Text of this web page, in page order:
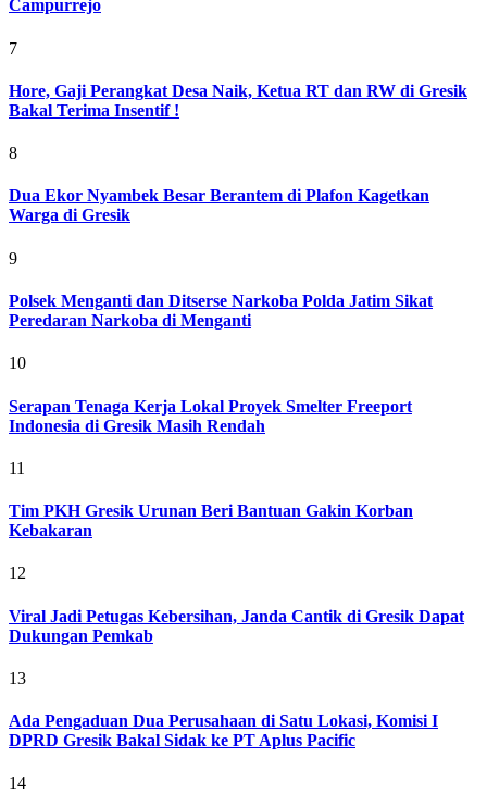
Campurrejo
7
Hore, Gaji Perangkat Desa Naik, Ketua RT dan RW di Gresik
Bakal Terima Insentif !
8
Dua Ekor Nyambek Besar Berantem di Plafon Kagetkan
Warga di Gresik
9
Polsek Menganti dan Ditserse Narkoba Polda Jatim Sikat
Peredaran Narkoba di Menganti
10
Serapan Tenaga Kerja Lokal Proyek Smelter Freeport
Indonesia di Gresik Masih Rendah
11
Tim PKH Gresik Urunan Beri Bantuan Gakin Korban
Kebakaran
12
Viral Jadi Petugas Kebersihan, Janda Cantik di Gresik Dapat
Dukungan Pemkab
13
Ada Pengaduan Dua Perusahaan di Satu Lokasi, Komisi I
DPRD Gresik Bakal Sidak ke PT Aplus Pacific
14